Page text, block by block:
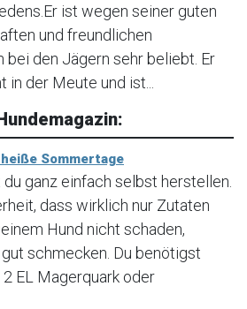
ist wegen seiner guten
und freundlichen
bei den Jägern sehr beliebt. Er
der Meute und ist...
Sommertage
ganz einfach selbst herstellen.
dass wirklich nur Zutaten
Hund nicht schaden,
schmecken. Du benötigst
EL Magerquark oder